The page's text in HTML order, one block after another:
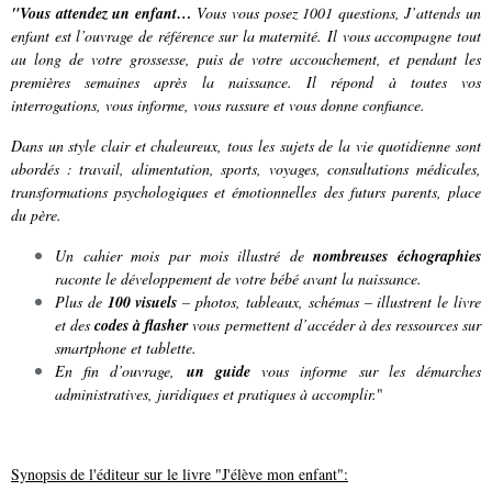
"Vous attendez un enfant… Vous vous posez 1001 questions, J’attends un
enfant est l’ouvrage de référence sur la maternité. Il vous accompagne tout
au long de votre grossesse, puis de votre accouchement, et pendant les
premières semaines après la naissance. Il répond à toutes vos
interrogations, vous informe, vous rassure et vous donne confiance.
Dans un style clair et chaleureux, tous les sujets de la vie quotidienne sont
abordés : travail, alimentation, sports, voyages, consultations médicales,
transformations psychologiques et émotionnelles des futurs parents, place
du père.
Un cahier mois par mois illustré denombreuses échographies
raconte le développement de votre bébé avant la naissance.
Plus de 100 visuels– photos, tableaux, schémas – illustrent le livre
et descodes à flashervous permettent d’accéder à des ressources sur
smartphone et tablette.
En fin d’ouvrage, un guidevous informe sur les démarches
administratives, juridiques et pratiques à accomplir."
Synopsis de l'éditeur sur le livre "J'élève mon enfant":